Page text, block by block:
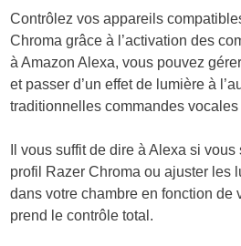
Contrôlez vos appareils
Chroma grâce à l’activation des
à Amazon Alexa, vous pouvez
et passer d’un effet de lumière à
traditionnelles commandes vocales
Il vous suffit de dire à Alexa si
profil Razer Chroma ou ajuster les
dans votre chambre en fonction de
prend le contrôle total.